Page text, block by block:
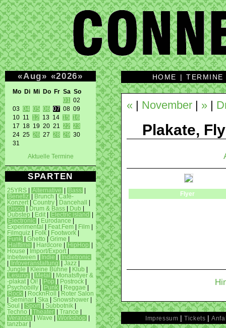
«Aug» «2026»
Mo Di Mi Do Fr Sa So
01
02
03 04 05 06 07 08 09
10 11 12 13 14 15
16
17 18 19 20 21 22
23
24 25 26 27 28 29 30
31
Aktuelle Termine
SPARTEN
25YRS Alternative Bass
Benefiz
Brunch
Café-
Konzert
Country Dancehall
Disco
Drum & Bass Dub
Dubstep
Edit Electric island
Electronic
Eurodance
Experimental
Feat.Fem Film
Filmquiz
Folk Footwork
Funk
Ghetto Grime
Halftime
Hardcore HipHop
House
Import/Export
Inbetween
Indie
Indietronic
Infoveranstaltung Jazz
Jungle
Kleine Bühne Klub
Lesung
Metal
Monatsflyer &
-plakat
Oi! Pop Postrock
Psychobilly
Punk Reggae
Rock
RocknRoll
Roter Salon
Seminar Ska Snowshower
Soul
Sport Subbotnik
Techno
Theater Trance
Veranda
Wave Workshop
tanzbar
HOME |TERMINE
« November »
Plakate,
Flyer
Impressum |Tickets |